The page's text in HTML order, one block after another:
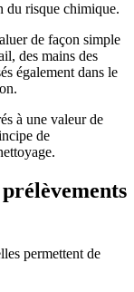
du risque chimique.
de façon simple
des mains des
également dans le
à une valeur de
de
permettent de